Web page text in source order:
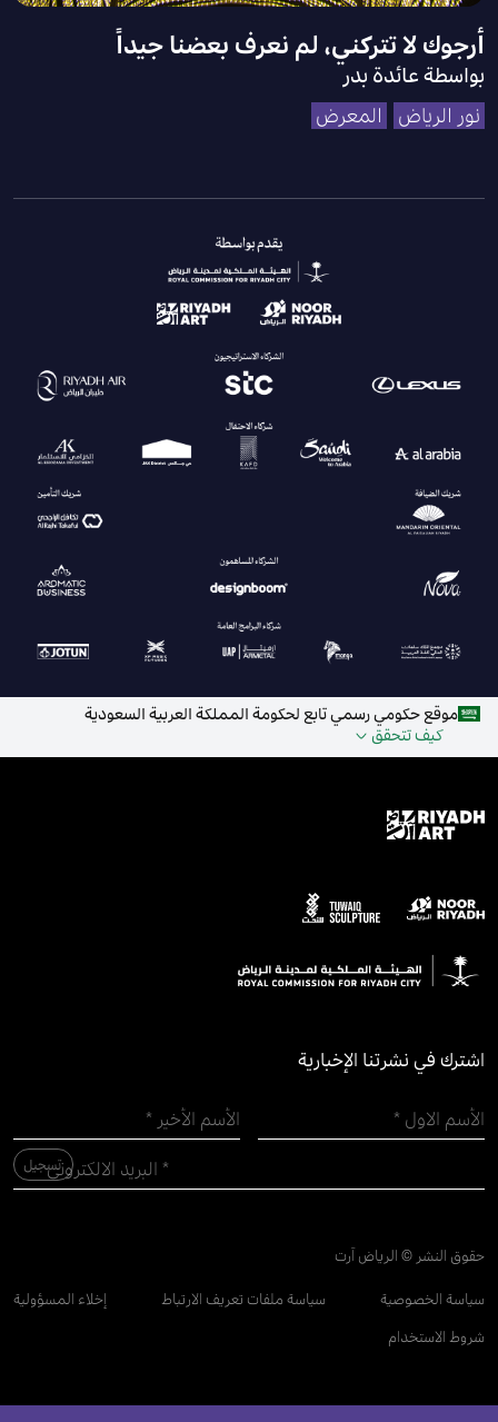
أرجوك لا تتركني، لم نعرف بعضنا جيداً
بواسطة عائدة بدر
نور الرياض
المعرض
موقع حكومي رسمي تابع لحكومة المملكة العربية السعودية
كيف تتحقق
اشترك في نشرتنا الإخبارية
حقوق النشر © الرياض آرت
سياسة الخصوصية سياسة ملفات تعريف الارتباط
إخلاء المسؤولية
شروط الاستخدام